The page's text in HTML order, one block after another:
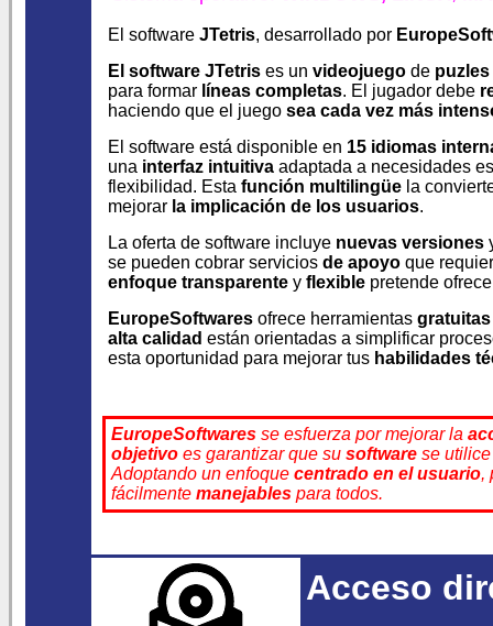
El software JTetris, desarrollado por
El software JTetris es un videojuego de puzles
para formar líneas completas. El jugador debe
haciendo que el juego sea cada vez más
El software está disponible en 15 idiomas
una interfaz intuitiva adaptada a necesidades
flexibilidad. Esta función multilingüe la
mejorar la implicación de los usuarios.
La oferta de software incluye nuevas versiones
se pueden cobrar servicios de apoyo que
enfoque transparente y flexible pretende
EuropeSoftwares ofrece herramientas gratuitas
alta calidad están orientadas a simplificar
esta oportunidad para mejorar tus habilidades
EuropeSoftwares se esfuerza por mejorar la
objetivo es garantizar que su software se
Adoptando un enfoque centrado en el usuario,
fácilmente manejables para todos.
Acceso